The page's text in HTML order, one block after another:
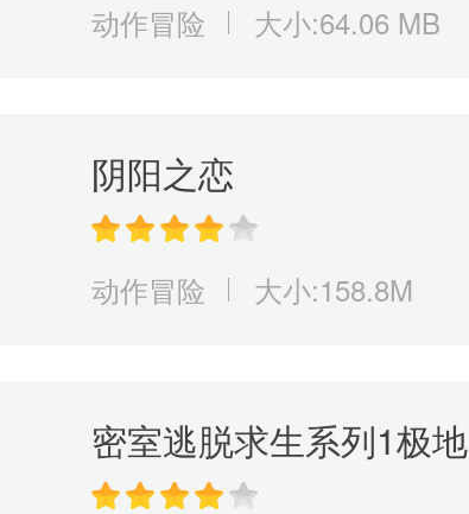
动作冒险 大小:64.06 MB
阴阳之恋
动作冒险 大小:158.8M
密室逃脱求生系列1极地
冒险